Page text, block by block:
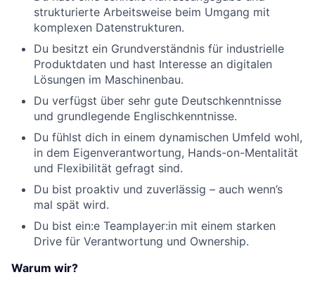
strukturierte Arbeitsweise beim Umgang mit
komplexen Datenstrukturen.
Du besitzt ein Grundverständnis für industrielle
Produktdaten und hast Interesse an digitalen
Lösungen im Maschinenbau.
Du verfügst über sehr gute Deutschkenntnisse
und grundlegende Englischkenntnisse.
Du fühlst dich in einem dynamischen Umfeld wohl,
in dem Eigenverantwortung, Hands-on-Mentalität
und Flexibilität gefragt sind.
Du bist proaktiv und zuverlässig – auch wenn’s
mal spät wird.
Du bist ein:e Teamplayer:in mit einem starken
Drive für Verantwortung und Ownership.
Warum wir?